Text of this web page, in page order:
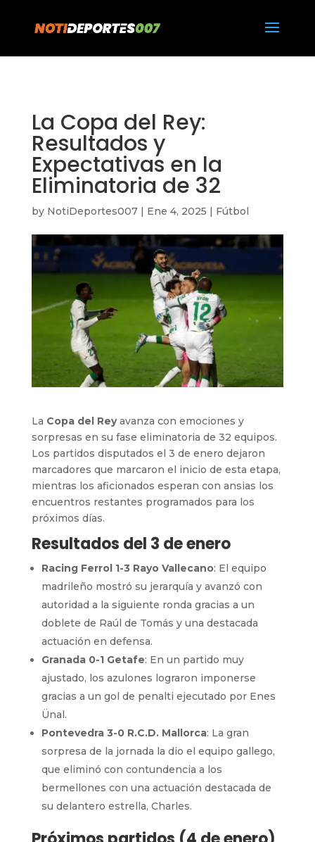
La Copa del Rey:
Resultados y
Expectativas en la
Eliminatoria de 32
by NotiDeportes007| Ene 4, 2025 | Fútbol
La Copa del Reyavanza con emociones y
sorpresas en su fase eliminatoria de 32 equipos.
Los partidos disputados el 3 de enero dejaron
marcadores que marcaron el inicio de esta etapa,
mientras los aficionados esperan con ansias los
encuentros restantes programados para los
próximos días.
Resultados del 3 de enero
Racing Ferrol 1-3 Rayo Vallecano: El equipo
madrileño mostró su jerarquía y avanzó con
autoridad a la siguiente ronda gracias a un
doblete de Raúl de Tomás y una destacada
actuación en defensa.
Granada 0-1 Getafe: En un partido muy
ajustado, los azulones lograron imponerse
gracias a un gol de penalti ejecutado por Enes
Ünal.
Pontevedra 3-0 R.C.D. Mallorca: La gran
sorpresa de la jornada la dio el equipo gallego,
que eliminó con contundencia a los
bermellones con una actuación destacada de
su delantero estrella, Charles.